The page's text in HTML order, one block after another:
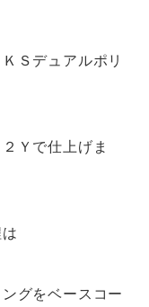
Ｓデュアルポリ
Ｙで仕上げま
グをベースコー